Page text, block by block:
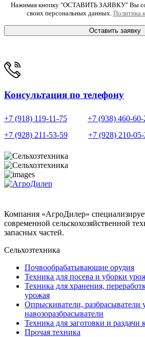
Нажимая кнопку "ОСТАВИТЬ ЗАЯВКУ" Вы
своих персональных данных. Политика
Оставить заявку
Консультация по телефону
+7 (918) 119-11-75
+7 (938) 460-60-
+7 (928) 211-53-59
+7 (928) 210-
Компания «АгроДилер»
современной сельскохозяйственной
запасных частей.
Сельхозтехника
Почвообрабатывающие орудия
Техника для посева и уборки
Техника для хранения,
урожая
Опрыскиватели, разбрасыватели
навозоразбрасыватели
Техника для заготовки и раздачи
Прочая техника